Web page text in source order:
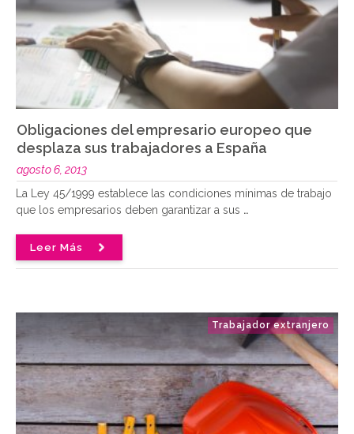
Obligaciones del empresario europeo que
desplaza sus trabajadores a España
agosto 6, 2013
La Ley 45/1999 establece las condiciones mínimas de trabajo
que los empresarios deben garantizar a sus ..
Leer Más
Trabajador extranjero